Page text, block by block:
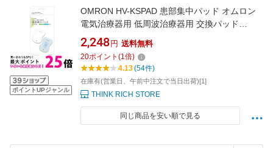
ポイントUPジャンル
OMRON HV-KSPAD 患部集中パッド オムロン
電気治療器用 低周波治療器用 交換パッド
HVKSPAD 送料無料 【SJ00678】
2,248 円 送料無料
20ポイント (1倍)
4.13(54件)
在庫有(営業日、午前中注文で当日出荷)[1]
THINK RICH STORE
同じ商品を安い順で見る